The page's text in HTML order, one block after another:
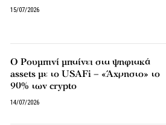
15/07/2026
Ο Ρουμπινί μπαίνει στα ψηφιακά
assets με το USAFi – «Άχρηστο» το
90% των crypto
14/07/2026